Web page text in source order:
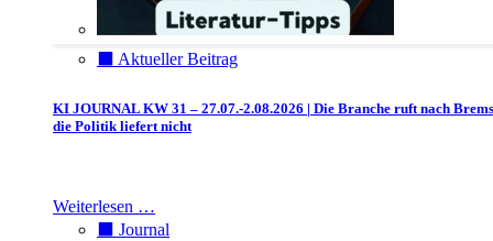
⬛️ Aktueller Beitrag
KI JOURNAL KW 31 – 27.07.-2.08.2026 | Die Branche ruft nach
die Politik liefert nicht
Weiterlesen …
⬛️ Journal